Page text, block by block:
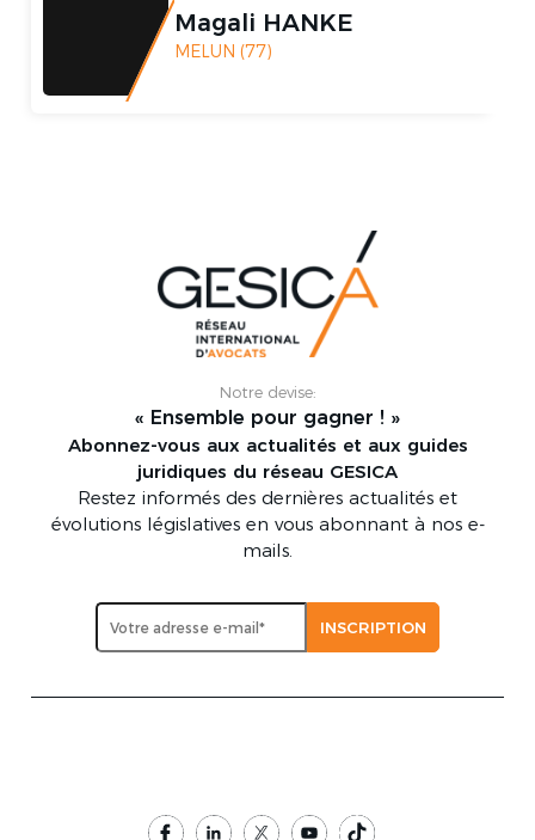
Magali HANKE
MELUN (77)
Notre devise:
« Ensemble pour gagner ! »
Abonnez-vous aux actualités et aux guides
juridiques du réseau GESICA
Restez informés des dernières actualités et
évolutions législatives en vous abonnant à nos e-
mails.